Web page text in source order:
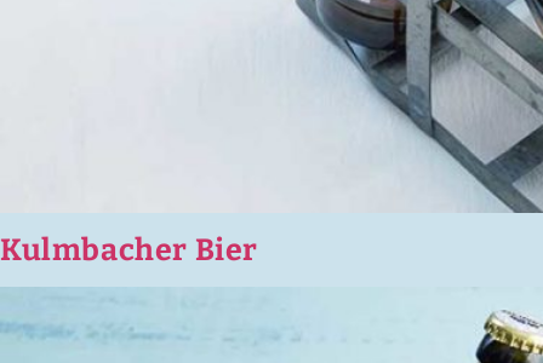
Kulmbacher Bier